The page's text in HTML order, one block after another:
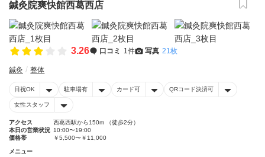
鍼灸院爽快館西葛西店
3.26 口コミ 1件 写真 21枚
鍼灸 整体
日祝OK 駐車場有 カード可 QRコード決済可
女性スタッフ
アクセス
西葛西駅から150m （徒歩2分）
本日の営業状況 10:00〜19:00
価格帯
￥5,500〜￥11,000
メニュー